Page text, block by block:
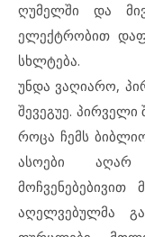
ღუმელში და
ელექტრობით
სხლტება.
უნდა ვაღიარო,
შევეგუე. პირველი
როცა ჩემს
ასოები
აღელვებულმა